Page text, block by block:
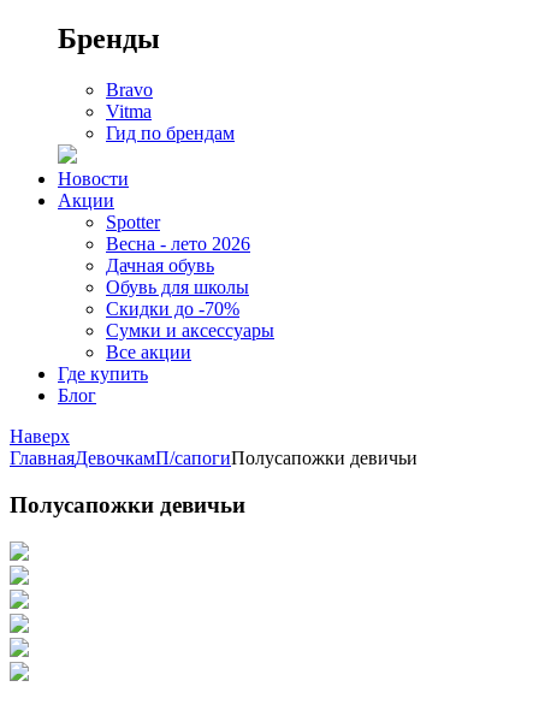
Бренды
Bravo
Vitma
Гид по брендам
Новости
Акции
Spotter
Весна - лето 2026
Дачная обувь
Обувь для школы
Скидки до -70%
Сумки и аксессуары
Все акции
Где купить
Блог
Наверх
ГлавнаяДевочкамП/сапогиПолусапожки девичьи
Полусапожки девичьи